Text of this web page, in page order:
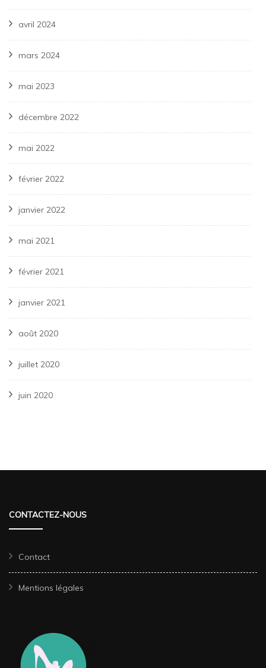
avril 2024
mars 2024
mai 2023
décembre 2022
mai 2022
février 2022
janvier 2022
mai 2021
février 2021
janvier 2021
août 2020
juillet 2020
juin 2020
CONTACTEZ-NOUS
Contact
Mentions légales